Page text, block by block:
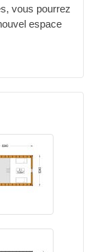
vous pourrez
espace